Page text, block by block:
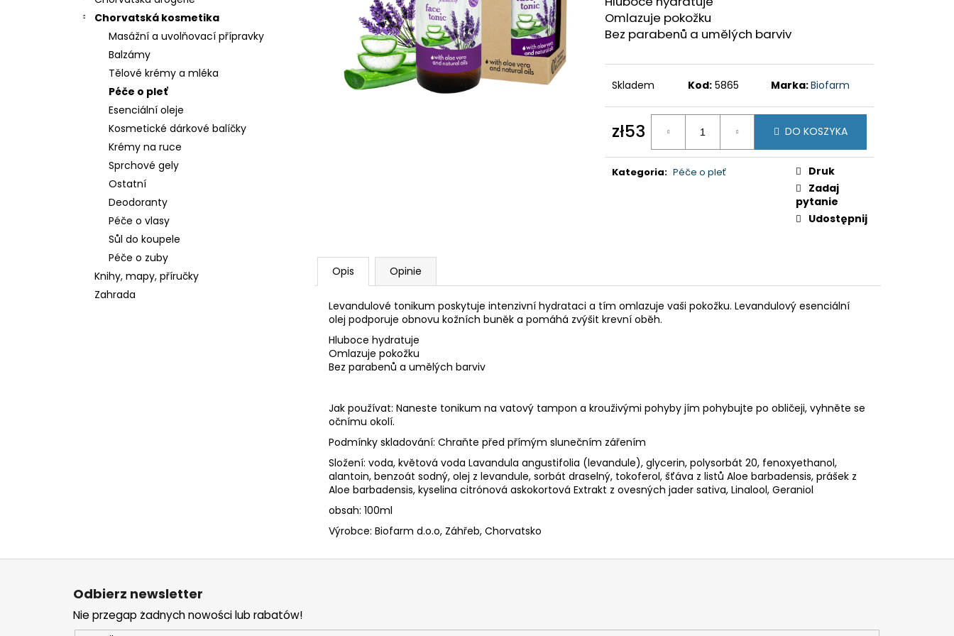
Chorvatská kosmetika
Masážní a uvolňovací přípravky
Balzámy
Tělové krémy a mléka
Péče o pleť
Esenciální oleje
Kosmetické dárkové balíčky
Krémy na ruce
Sprchové gely
Ostatní
Deodoranty
Péče o vlasy
Sůl do koupele
Péče o zuby
Knihy, mapy, příručky
Zahrada
Omlazuje pokožku
Bez parabenů a umělých barviv
Skladem Kod: 5865 Marka:Biofarm
zł53
jednostkowa:
DO KOSZYKA
Kategoria: Péče o pleť
Druk
Zadaj
pytanie
Udostępnij
Opis Opinie
Levandulové tonikum poskytuje intenzivní hydrataci a tím omlazuje vaši pokožku. Levandulový esenciální
olej podporuje obnovu kožních buněk a pomáhá zvýšit krevní oběh.
Hluboce hydratuje
Omlazuje pokožku
Bez parabenů a umělých barviv
Jak používat: Naneste tonikum na vatový tampon a krouživými pohyby jím pohybujte po obličeji, vyhněte se
očnímu okolí.
Podmínky skladování: Chraňte před přímým slunečním zářením
Složení: voda, květová voda Lavandula angustifolia (levandule), glycerin, polysorbát 20, fenoxyethanol,
alantoin, benzoát sodný, olej z levandule, sorbát draselný, tokoferol, šťáva z listů Aloe barbadensis, prášek z
Aloe barbadensis, kyselina citrónová askokortová Extrakt z ovesných jader sativa, Linalool, Geraniol
obsah: 100ml
Výrobce: Biofarm d.o.o, Záhřeb, Chorvatsko
S
Odbierz newsletter
Nie przegap żadnych nowości lub rabatów!